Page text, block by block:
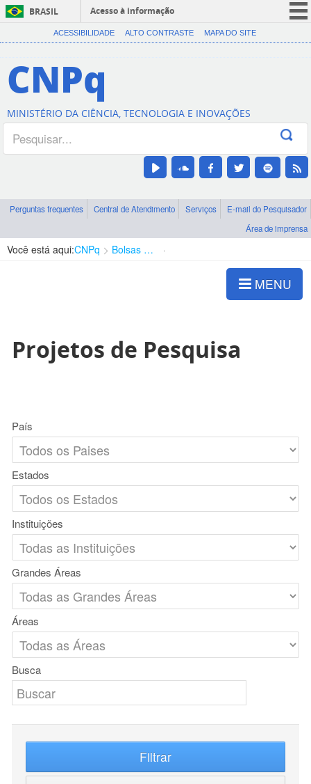
BRASIL
Acesso à informação
CORONAVÍRUS (COVID-19)
Canais
ACESSIBILIDADE ALTO CONTRASTE MAPA DO SITE
CNPq
MINISTÉRIO DA CIÊNCIA, TECNOLOGIA E INOVAÇÕES
Perguntas frequentes Central de Atendimento Serviços
E-mail do Pesquisador
Área de imprensa
Você está aqui:CNPq Bolsas e Auxílios Vigentes
MENU
Projetos de Pesquisa
País
Estados
Instituições
Grandes Áreas
Áreas
Busca
Filtrar